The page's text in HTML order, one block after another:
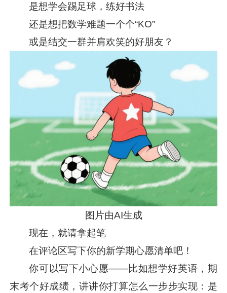
是想学会踢足球，练好书法
还是想把数学难题一个个“KO”
或是结交一群并肩欢笑的好朋友？
图片由AI生成
现在，就请拿起笔
在评论区写下你的新学期心愿清单吧！
你可以写下小心愿——比如想学好英语，期
末考个好成绩，讲讲你打算怎么一步步实现：是